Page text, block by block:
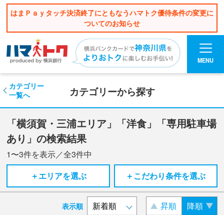
はまＰａｙタッチ決済終了にともなうハマトク優待条件の変更に
ついてのお知らせ
MENU
カテゴリーから探す
カテゴリー
一覧へ
「横須賀・三浦エリア」「洋食」「専用駐車場
あり」の検索結果
1〜3件を表示／全3件中
＋エリアを選ぶ
＋こだわり条件を選ぶ
表示順 昇順 降順